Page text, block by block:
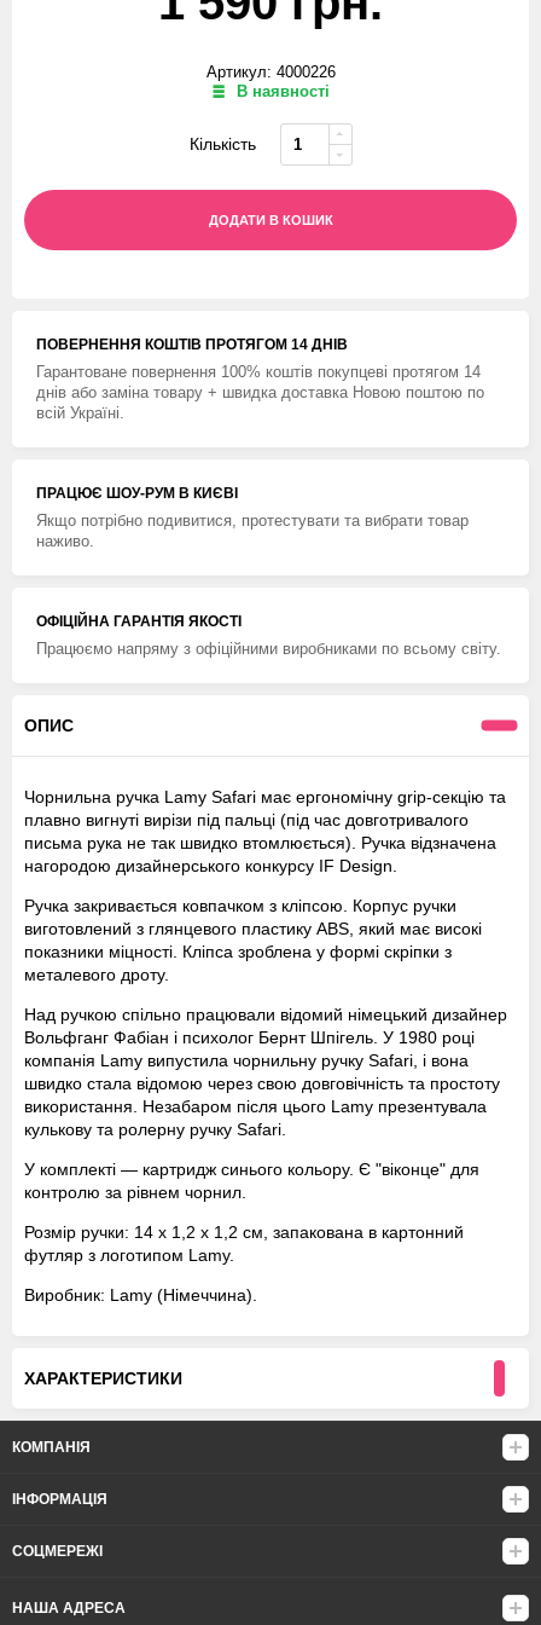
Артикул: 4000226
В наявності
Кількість
ДОДАТИ В КОШИК
ПОВЕРНЕННЯ КОШТIВ ПРОТЯГОМ 14 ДНIВ
Гарантоване повернення 100% коштів покупцеві протягом 14
днів або заміна товару + швидка доставка Новою поштою по
всій Україні.
ПРАЦЮЄ ШОУ-РУМ В КИЄВІ
Якщо потрібно подивитися, протестувати та вибрати товар
наживо.
ОФІЦІЙНА ГАРАНТІЯ ЯКОСТІ
Працюємо напряму з офіційними виробниками по всьому світу.
ОПИС
Чорнильна ручка Lamy Safari має ергономічну grip-секцію та
плавно вигнуті вирізи під пальці (під час довготривалого
письма рука не так швидко втомлюється). Ручка відзначена
нагородою дизайнерського конкурсу IF Design.
Ручка закривається ковпачком з кліпсою. Корпус ручки
виготовлений з глянцевого пластику ABS, який має високі
показники міцності. Кліпса зроблена у формі скріпки з
металевого дроту.
Над ручкою спільно працювали відомий німецький дизайнер
Вольфганг Фабіан і психолог Бернт Шпігель. У 1980 році
компанія Lamy випустила чорнильну ручку Safari, і вона
швидко стала відомою через свою довговічність та простоту
використання. Незабаром після цього Lamy презентувала
кулькову та ролерну ручку Safari.
У комплекті — картридж синього кольору. Є "віконце" для
контролю за рівнем чорнил.
Розмір ручки: 14 х 1,2 х 1,2 см, запакована в картонний
футляр з логотипом Lamy.
Виробник: Lamy (Німеччина).
ХАРАКТЕРИСТИКИ
КОМПАНІЯ
ІНФОРМАЦІЯ
СОЦМЕРЕЖІ
НАША АДРЕСА